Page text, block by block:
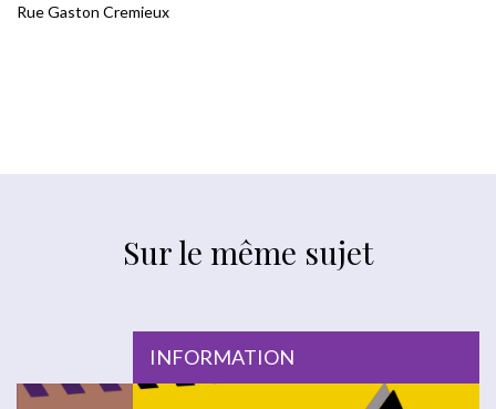
Rue Gaston Cremieux
Sur le même sujet
INFORMATION